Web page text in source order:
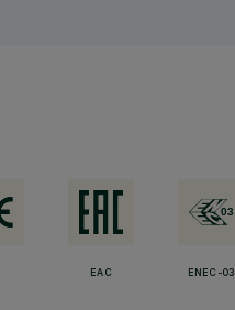
EAC ENEC-03